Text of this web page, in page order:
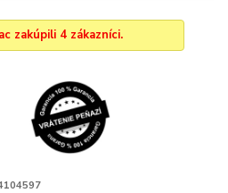
zakúpili 4 zákazníci.